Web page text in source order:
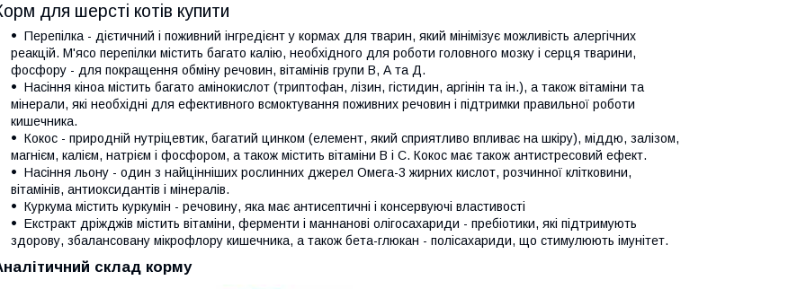
для шерсті котів купити
Перепілка - дієтичний і поживний інгредієнт у кормах для тварин, який мінімізує можливість алергічних
реакцій. М'ясо перепілки містить багато калію, необхідного для роботи головного мозку і серця тварини,
фосфору - для покращення обміну речовин, вітамінів групи В, А та Д.
Насіння кіноа містить багато амінокислот (триптофан, лізин, гістидин, аргінін та ін.), а також вітаміни та
мінерали, які необхідні для ефективного всмоктування поживних речовин і підтримки правильної роботи
кишечника.
Кокос - природній нутріцевтик, багатий цинком (елемент, який сприятливо впливає на шкіру), міддю, залізом,
магнієм, калієм, натрієм і фосфором, а також містить вітаміни В і С. Кокос має також антистресовий ефект.
Насіння льону - один з найцінніших рослинних джерел Омега-3 жирних кислот, розчинної клітковини,
вітамінів, антиоксидантів і мінералів.
Куркума містить куркумін - речовину, яка має антисептичні і консервуючі властивості
Екстракт дріжджів містить вітаміни, ферменти і маннанові олігосахариди - пребіотики, які підтримують
здорову, збалансовану мікрофлору кишечника, а також бета-глюкан - полісахариди, що стимулюють імунітет.
склад корму